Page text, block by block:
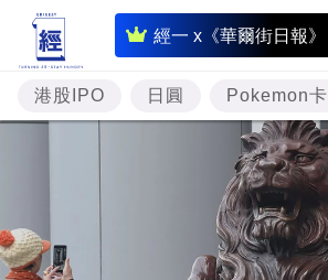
經一 x《華爾街日報》
即
時
財
經
港股IPO 日圓 Pokemon卡